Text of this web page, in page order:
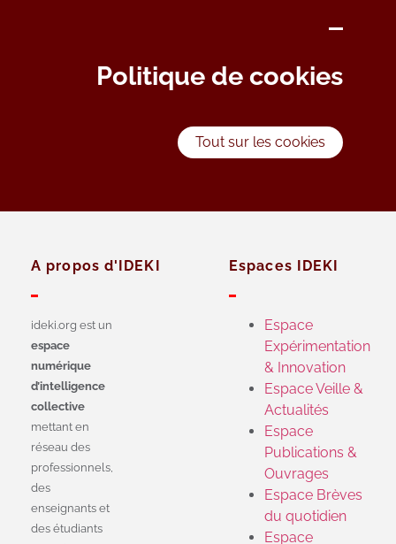
Politique de cookies
Tout sur les cookies
A propos d'IDEKI
ideki.org est un
espace
numérique
d’intelligence
collective
mettant en
réseau des
professionnels,
des
enseignants et
des étudiants
Espaces IDEKI
Espace
Expérimentation
& Innovation
Espace Veille &
Actualités
Espace
Publications &
Ouvrages
Espace Brèves
du quotidien
Espace